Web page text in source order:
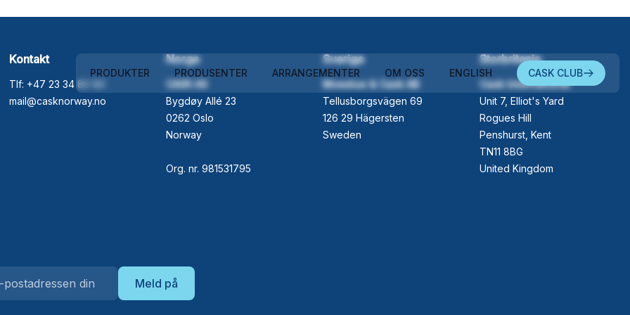
PRODUKTER PRODUSENTER ARRANGEMENTER OM OSS ENGLISH CASK CLUB
Kontakt
Tlf: +47 23 34 80 80
mail@casknorway.no
Norge
CASK AS
Bygdøy Allé 23
0262 Oslo
Norway
Org. nr. 981531795
Sverige
Moestue & Cask AB
Tellusborgsvägen 69
126 29 Hägersten
Sweden
Storbritania
Cask International
Unit 7, Elliot's Yard
Rogues Hill
Penshurst, Kent
TN11 8BG
United Kingdom
Meld på